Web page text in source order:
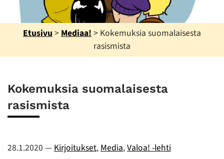
Etusivu > Mediaa! > Kokemuksia suomalaisesta
rasismista
Kokemuksia suomalaisesta
rasismista
28.1.2020 — Kirjoitukset, Media,Valoa! -lehti